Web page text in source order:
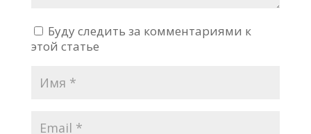
Буду следить за комментариями к
этой статье